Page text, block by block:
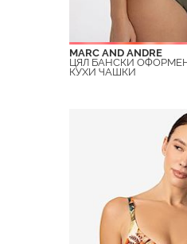
MARC AND ANDRE
ЦЯЛ БАНСКИ
КУХИ ЧАШКИ